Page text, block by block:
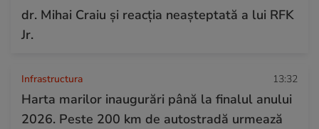
dr. Mihai Craiu și reacția neașteptată a lui RFK
Jr.
Infrastructura 13:32
Harta marilor inaugurări până la finalul anului
2026. Peste 200 km de autostradă urmează